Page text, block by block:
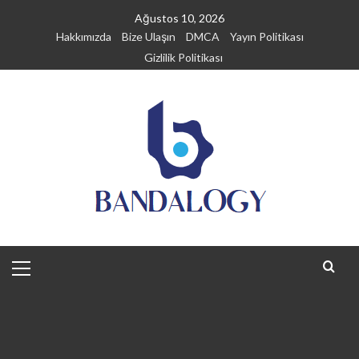
Ağustos 10, 2026
Hakkımızda
Bize Ulaşın DMCA
Yayın Politikası
Gizlilik Politikası
Menu